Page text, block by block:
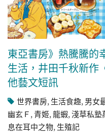
東亞書房》熱騰騰的
生活，井田千秋新作
他藝文短訊
世界書房, 生活食趣, 男女
幽玄Ｆ,青姬,龍蝦,淺草私塾
息在耳中之物, 生殖記